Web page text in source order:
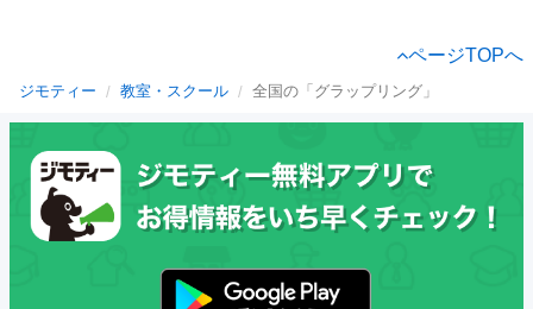
ページTOPへ
ジモティー 教室・スクール 全国の「グラップリング」